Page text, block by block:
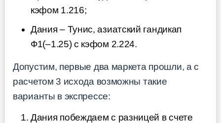
кэфом 1.216;
Дания – Тунис, азиатский гандикап
Ф1(–1.25) с кэфом 2.224.
Допустим, первые два маркета прошли, а с
расчетом 3 исхода возможны такие
варианты в экспрессе:
Дания побеждаем с разницей в счете